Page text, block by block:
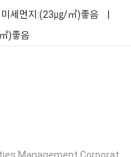
미세먼지:(23㎍/㎥)좋음
)좋음
Management Corporat